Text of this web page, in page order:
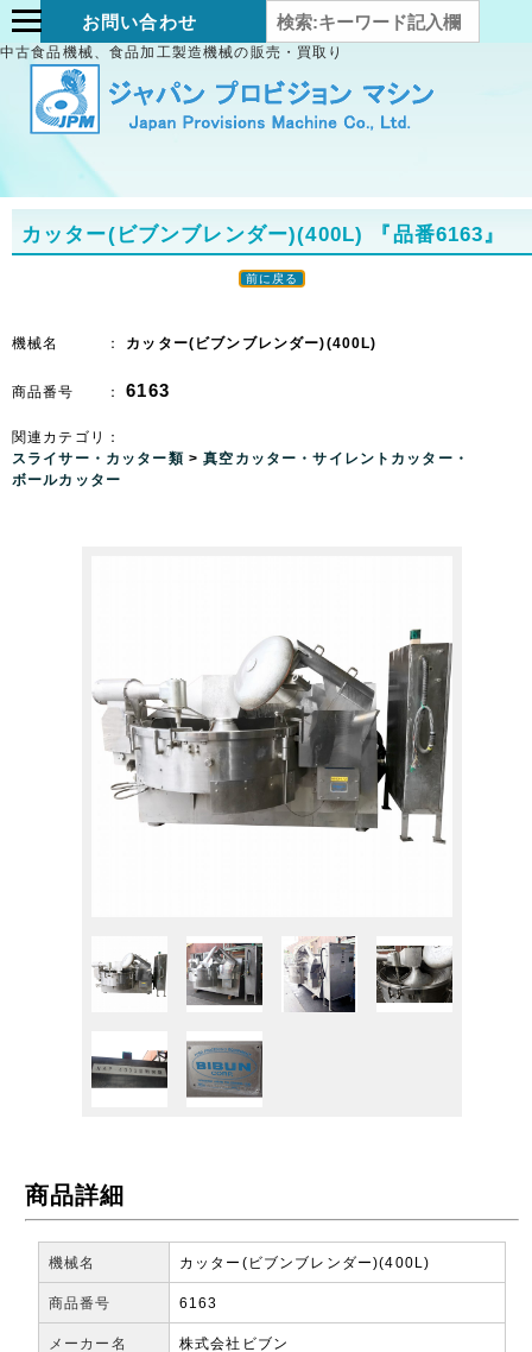
お問い合わせ
中古食品機械、食品加工製造機械の販売・買取り
カッター(ビブンブレンダー)(400L) 『品番6163』
前に戻る
機械名 ： カッター(ビブンブレンダー)(400L)
商品番号 ：6163
関連カテゴリ：
スライサー・カッター類 >真空カッター・サイレントカッター・
ボールカッター
商品詳細
機械名 カッター(ビブンブレンダー)(400L)
商品番号 6163
メーカー名 株式会社ビブン